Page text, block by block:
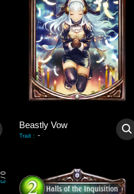
Beastly Vow
Trait : -
0
/
3